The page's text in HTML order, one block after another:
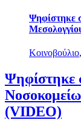
Ψηφίστηκε
Κοινοβούλιο,
Ψηφίστηκε
(VIDEO)